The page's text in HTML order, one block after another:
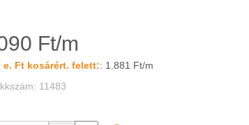
Ft/m
e. Ft kosárért. felett:: 1.881 Ft/m
11483